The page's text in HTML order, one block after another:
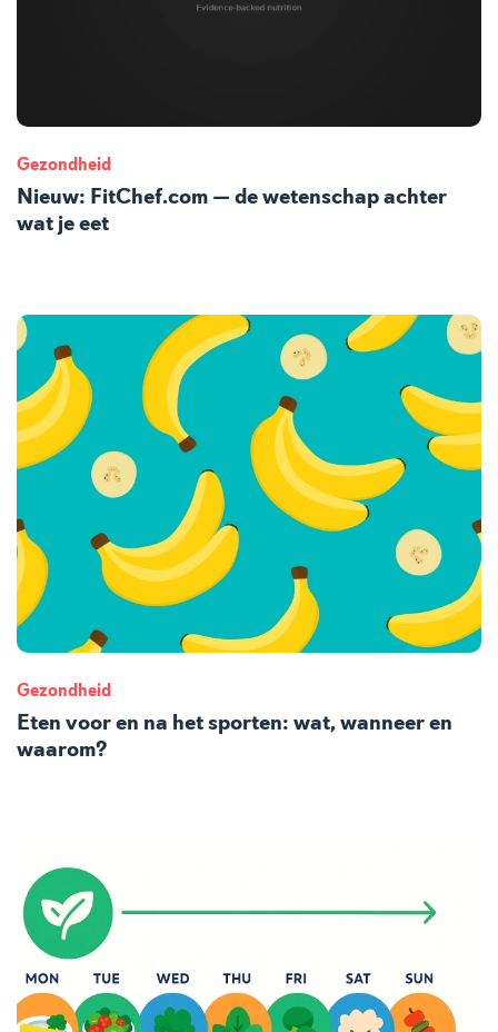
Gezondheid
Nieuw: FitChef.com — de wetenschap achter
wat je eet
Gezondheid
Eten voor en na het sporten: wat, wanneer en
waarom?